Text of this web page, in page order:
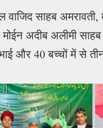
वाजिद साहब
अदीब अलीमी
और 40 बच्चों में से